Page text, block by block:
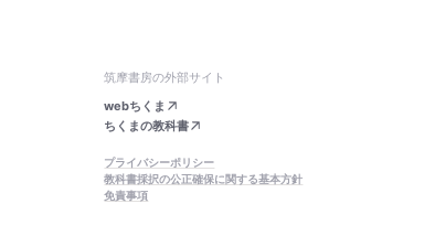
筑摩書房の外部サイト
webちくま
ちくまの教科書
プライバシーポリシー
教科書採択の公正確保に関する基本方針
免責事項